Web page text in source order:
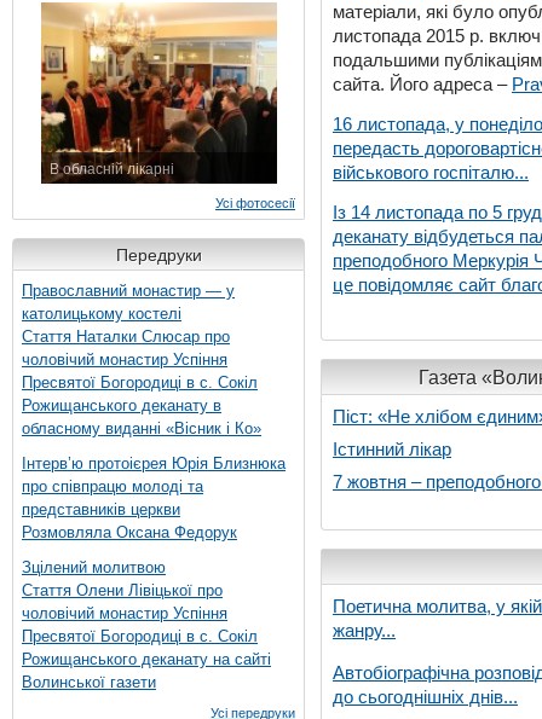
В обласній лікарні
Усі фотосесії
Передруки
Православний монастир — у
католицькому костелі
Стаття Наталки Слюсар про
чоловічий монастир Успіння
Пресвятої Богородиці в с. Сокіл
Рожищанського деканату в
обласному виданні «Вісник і Ко»
Інтерв’ю протоієрея Юрія Близнюка
про співпрацю молоді та
представників церкви
Розмовляла Оксана Федорук
Зцілений молитвою
Стаття Олени Лівіцької про
чоловічий монастир Успіння
Пресвятої Богородиці в с. Сокіл
Рожищанського деканату на сайті
Волинської газети
Усі передруки
матеріали, які було
листопада 2015 р.
подальшими
сайта. Його адреса –
16 листопада, у
передасть
військового госпіталю...
Із 14 листопада по 5
деканату відбудеться
преподобного Меркурія
це повідомляє сайт
Газета
Піст: «Не хлібом
Істинний лікар
7 жовтня –
Поетична молитва, у
жанру...
Автобіографічна
до сьогоднішніх днів...